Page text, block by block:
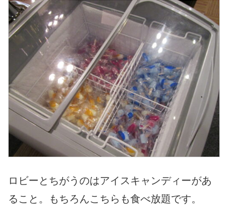
ロビーとちがうのはアイスキャンディーがあ
ること。もちろんこちらも食べ放題です。